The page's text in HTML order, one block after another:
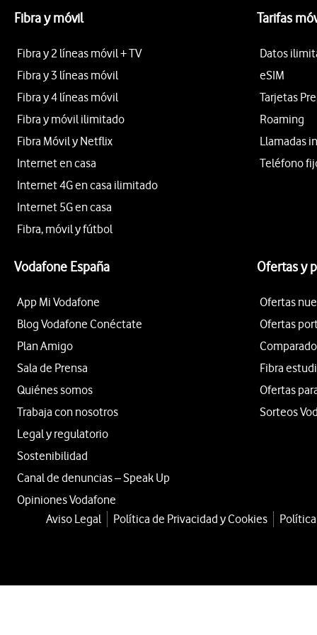
Fibra y móvil
Fibra y 2 líneas móvil + TV
Fibra y 3 líneas móvil
Fibra y 4 líneas móvil
Fibra y móvil ilimitado
Fibra Móvil y Netflix
Internet en casa
Internet 4G en casa ilimitado
Internet 5G en casa
Fibra, móvil y fútbol
Tarifas
Datos
eSIM
Tarjetas
Roaming
Llamadas
Teléfono
Vodafone España
App Mi Vodafone
Blog Vodafone Conéctate
Plan Amigo
Sala de Prensa
Quiénes somos
Trabaja con nosotros
Legal y regulatorio
Sostenibilidad
Canal de denuncias – Speak Up
Opiniones Vodafone
Ofertas y
Ofertas
Ofertas
Fibra
Ofertas
Sorteos
Aviso Legal Política de Privacidad y Cookies